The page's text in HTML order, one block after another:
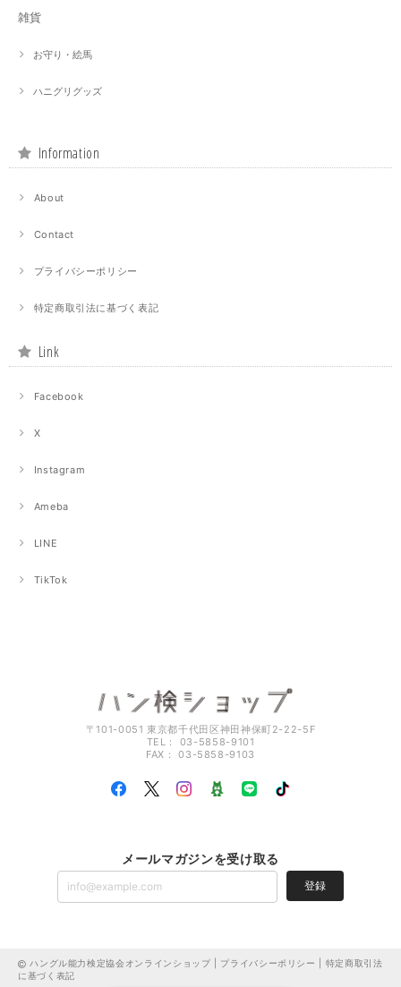
雑貨
お守り・絵馬
ハニグリグッズ
Information
About
Contact
プライバシーポリシー
特定商取引法に基づく表記
Link
Facebook
X
Instagram
Ameba
LINE
TikTok
〒101-0051 東京都千代田区神田神保町2-22-5F
TEL： 03-5858-9101
FAX： 03-5858-9103
メールマガジンを受け取る
登録
ハングル能力検定協会オンラインショップ | プライバシーポリシー
特定商取引法
に基づく表記